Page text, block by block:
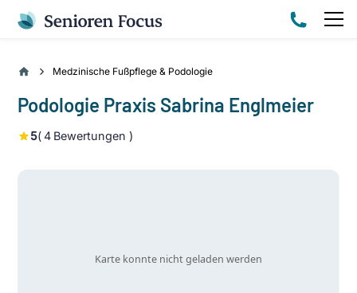
Medzinische Fußpflege & Podologie
Podologie Praxis Sabrina Englmeier
5(4 Bewertungen )